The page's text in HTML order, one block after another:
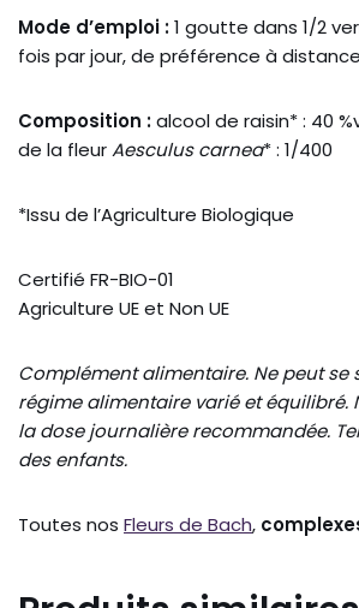
Mode d’emploi :1 goutte dans 1/2
fois par jour, de préférence à
Composition :alcool de raisin* : 40
de la fleurAesculus carnea* : 1/400
*Issu de l’Agriculture Biologique
Certifié FR-BIO-01
Agriculture UE et Non UE
Complément alimentaire. Ne peut se
régime alimentaire varié et équilibré.
la dose journalière recommandée.
des enfants.
Toutes nos Fleurs de Bach,